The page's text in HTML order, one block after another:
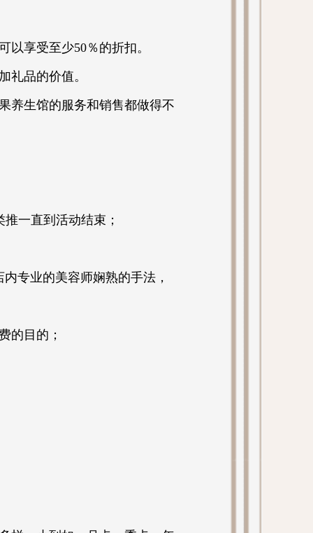
享受至少50％的折扣。
礼品的价值。
养生馆的服务和销售都做得不
一直到活动结束；
专业的美容师娴熟的手法，
的目的；